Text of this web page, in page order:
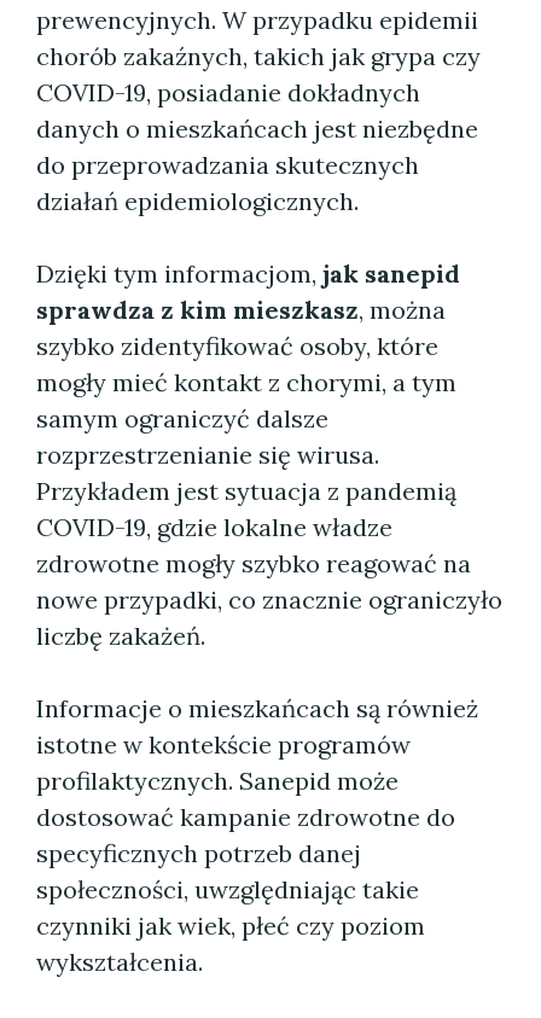
prewencyjnych. W przypadku epidemii
chorób zakaźnych, takich jak grypa czy
COVID-19, posiadanie dokładnych
danych o mieszkańcach jest niezbędne
do przeprowadzania skutecznych
działań epidemiologicznych.
Dzięki tym informacjom, jak sanepid
sprawdza z kim mieszkasz, można
szybko zidentyfikować osoby, które
mogły mieć kontakt z chorymi, a tym
samym ograniczyć dalsze
rozprzestrzenianie się wirusa.
Przykładem jest sytuacja z pandemią
COVID-19, gdzie lokalne władze
zdrowotne mogły szybko reagować na
nowe przypadki, co znacznie ograniczyło
liczbę zakażeń.
Informacje o mieszkańcach są również
istotne w kontekście programów
profilaktycznych. Sanepid może
dostosować kampanie zdrowotne do
specyficznych potrzeb danej
społeczności, uwzględniając takie
czynniki jak wiek, płeć czy poziom
wykształcenia.